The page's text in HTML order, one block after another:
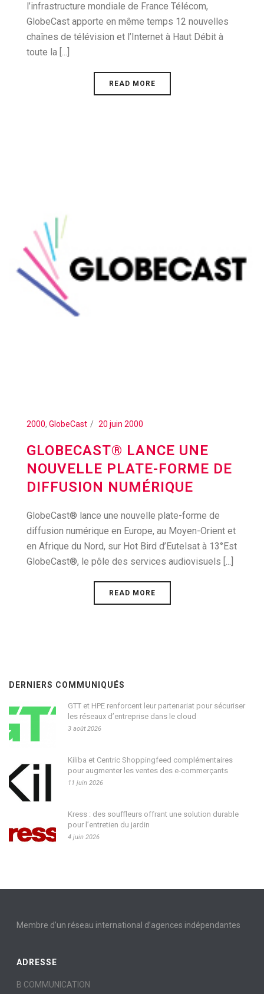
l’infrastructure mondiale de France Télécom,
GlobeCast apporte en même temps 12 nouvelles
chaînes de télévision et l’Internet à Haut Débit à
toute la [...]
READ MORE
2000, GlobeCast 20 juin 2000
GLOBECAST® LANCE UNE
NOUVELLE PLATE-FORME DE
DIFFUSION NUMÉRIQUE
GlobeCast® lance une nouvelle plate-forme de
diffusion numérique en Europe, au Moyen-Orient et
en Afrique du Nord, sur Hot Bird d’Eutelsat à 13°Est
GlobeCast®, le pôle des services audiovisuels [...]
READ MORE
DERNIERS COMMUNIQUÉS
GTT et HPE renforcent leur partenariat pour sécuriser
les réseaux d’entreprise dans le cloud
3 août 2026
Kiliba et Centric Shoppingfeed complémentaires
pour augmenter les ventes des e-commerçants
11 juin 2026
Kress : des souffleurs offrant une solution durable
pour l’entretien du jardin
4 juin 2026
Membre d’un réseau international d’agences indépendantes
ADRESSE
B COMMUNICATION